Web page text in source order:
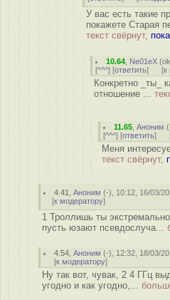
У вас есть такие
покажете Старая
текст свёрнут,
10.64 Ne01eX (
[^^^] [ответить] [к
Конкретно _ты_
отношение ...
11.65 ,Аноним (
[^^^] [ответить]
Меня
текст свёрнут,
4.41 ,Аноним (-), 10:12, 16/03/
[к модератору]
1 Троллишь ты
пусть юзают псевдослуча...
4.54 ,Аноним (-), 12:32, 18/03/
[к модератору]
Ну так вот, чувак, 2 4 ГГц
угодно и как угодно,...